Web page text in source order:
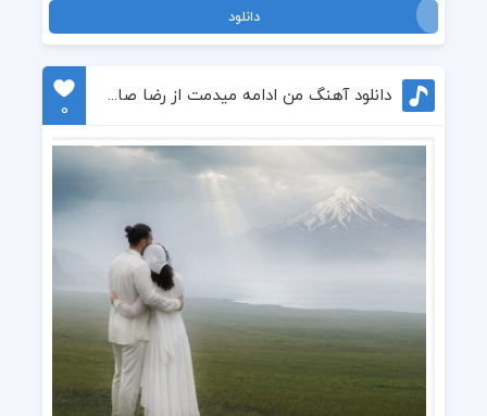
دانلود
دانلود آهنگ من ادامه میدمت از رضا صادقی
0